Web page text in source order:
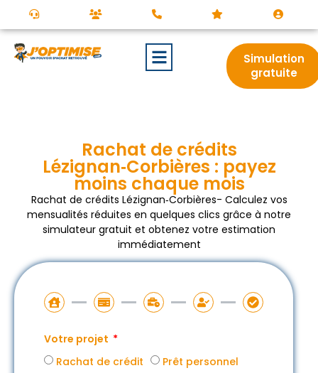
Simulation
gratuite
Rachat de crédits
Lézignan‑Corbières : payez
moins chaque mois
Rachat de crédits Lézignan‑Corbières- Calculez vos
mensualités réduites en quelques clics grâce à notre
simulateur gratuit et obtenez votre estimation
immédiatement
Votre projet
Rachat de crédit
Prêt personnel